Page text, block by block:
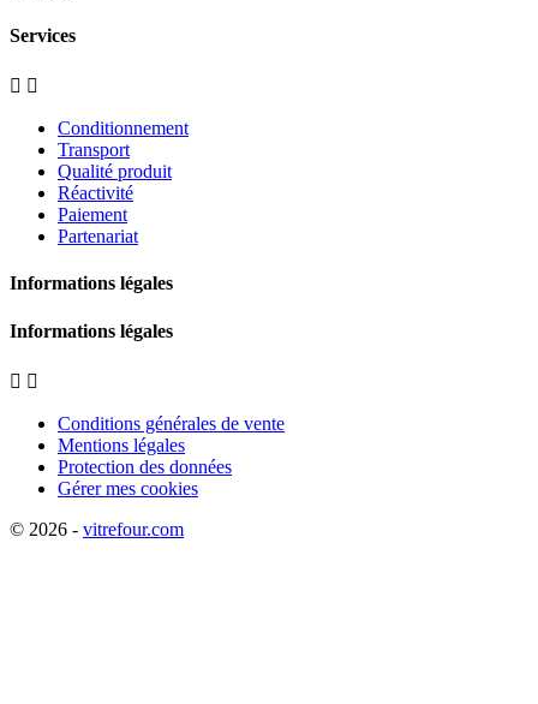
Services
 
Conditionnement
Transport
Qualité produit
Réactivité
Paiement
Partenariat
Informations légales
Informations légales
 
Conditions générales de vente
Mentions légales
Protection des données
Gérer mes cookies
© 2026 - vitrefour.com